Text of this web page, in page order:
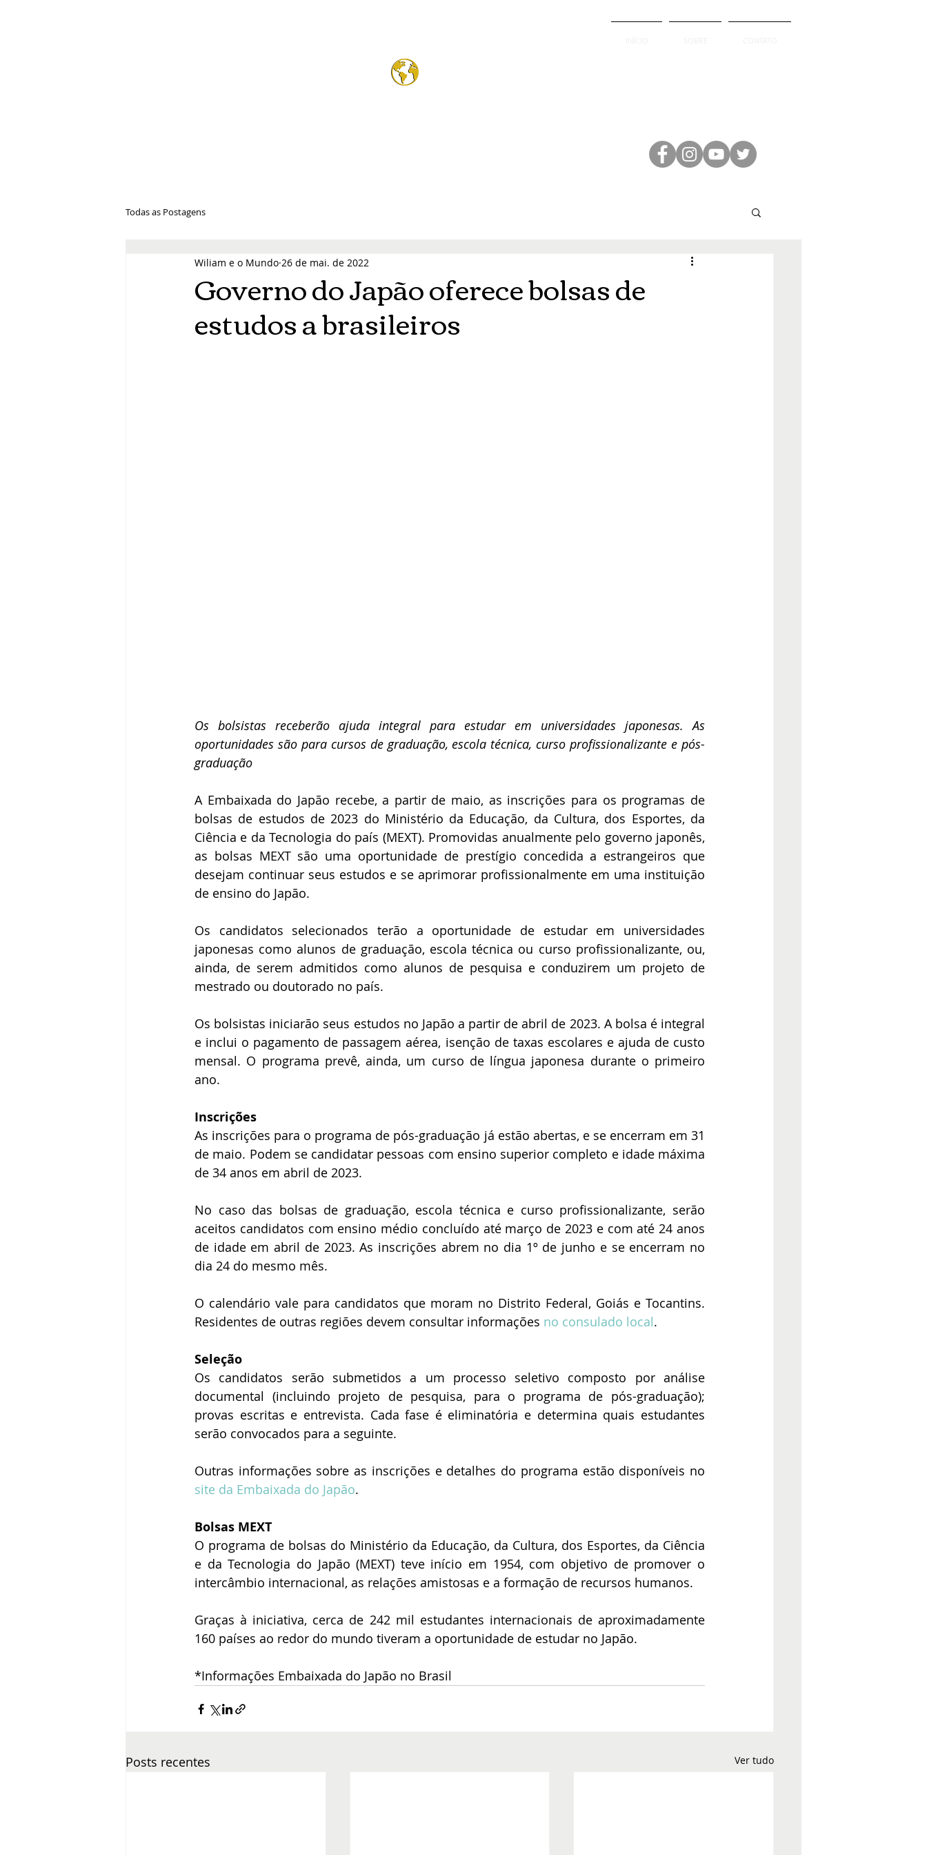
Wiliam e o Mund
Todas as Postagens
Governo do Japão oferece bolsas de
estudos a brasileiros
Wiliam e o Mundo 26 de mai. de 2022
Os bolsistas receberão ajuda integral para estudar em universidades japonesas. As
oportunidades são para cursos de graduação, escola técnica, curso profissionalizante e pós-
graduação
A Embaixada do Japão recebe, a partir de maio, as inscrições para os programas de
bolsas de estudos de 2023 do Ministério da Educação, da Cultura, dos Esportes, da
Ciência e da Tecnologia do país (MEXT). Promovidas anualmente pelo governo japonês,
as bolsas MEXT são uma oportunidade de prestígio concedida a estrangeiros que
desejam continuar seus estudos e se aprimorar profissionalmente em uma instituição
de ensino do Japão.
Os candidatos selecionados terão a oportunidade de estudar em universidades
japonesas como alunos de graduação, escola técnica ou curso profissionalizante, ou,
ainda, de serem admitidos como alunos de pesquisa e conduzirem um projeto de
mestrado ou doutorado no país.
Os bolsistas iniciarão seus estudos no Japão a partir de abril de 2023. A bolsa é integral
e inclui o pagamento de passagem aérea, isenção de taxas escolares e ajuda de custo
mensal. O programa prevê, ainda, um curso de língua japonesa durante o primeiro
ano.
Inscrições
As inscrições para o programa de pós-graduação já estão abertas, e se encerram em 31
de maio. Podem se candidatar pessoas com ensino superior completo e idade máxima
de 34 anos em abril de 2023.
No caso das bolsas de graduação, escola técnica e curso profissionalizante, serão
aceitos candidatos com ensino médio concluído até março de 2023 e com até 24 anos
de idade em abril de 2023. As inscrições abrem no dia 1º de junho e se encerram no
dia 24 do mesmo mês.
O calendário vale para candidatos que moram no Distrito Federal, Goiás e Tocantins.
Residentes de outras regiões devem consultar informações no consulado local.
Seleção
Os candidatos serão submetidos a um processo seletivo composto por análise
documental (incluindo projeto de pesquisa, para o programa de pós-graduação);
provas escritas e entrevista. Cada fase é eliminatória e determina quais estudantes
serão convocados para a seguinte.
site da Embaixada do Japão.
Bolsas MEXT
O programa de bolsas do Ministério da Educação, da Cultura, dos Esportes, da Ciência
e da Tecnologia do Japão (MEXT) teve início em 1954, com objetivo de promover o
intercâmbio internacional, as relações amistosas e a formação de recursos humanos.
Graças à iniciativa, cerca de 242 mil estudantes internacionais de aproximadamente
160 países ao redor do mundo tiveram a oportunidade de estudar no Japão.
*Informações Embaixada do Japão no Brasil
Posts recentes Ver tudo